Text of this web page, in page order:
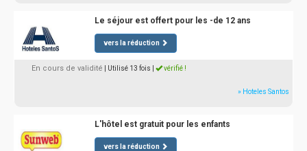
Le séjour est offert pour les -de 12 ans
vers la réduction
En cours de validité | Utilisé 13 fois vérifié !
» Hoteles Santos
L'hôtel est gratuit pour les enfants
vers la réduction